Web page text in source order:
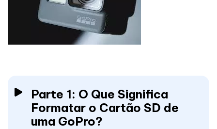
Parte 1: O Que Significa
Formatar o Cartão SD de
uma GoPro?